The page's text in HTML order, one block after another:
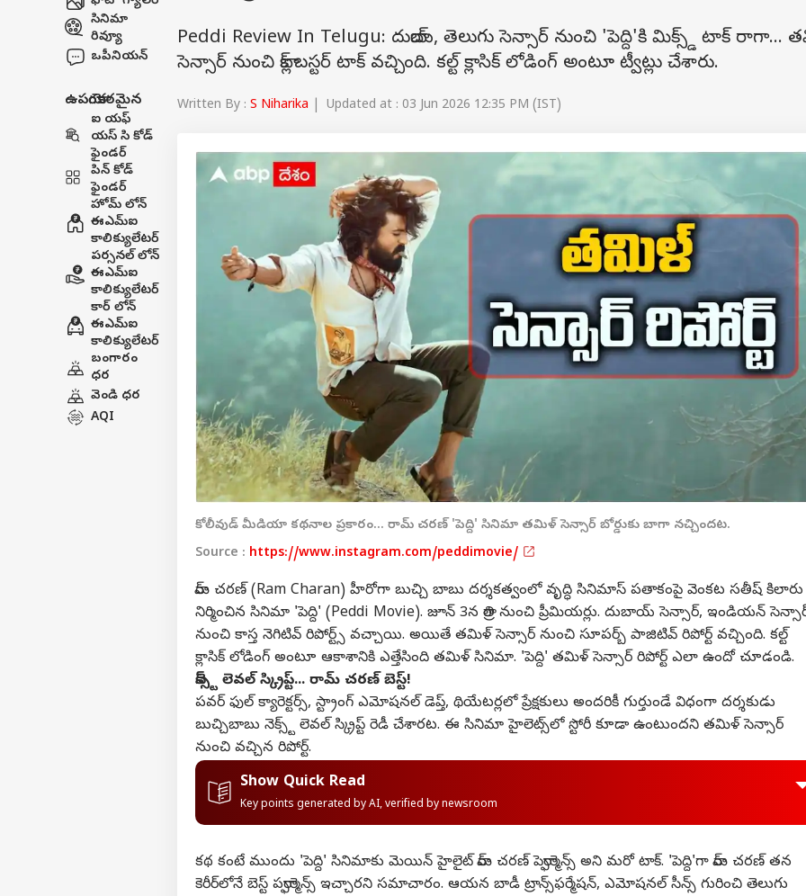
సినిమా
రివ్యూ
ఒపీనియన్
ఉపయోగకరమైన
ఐ యఫ్
యస్ సి కోడ్
ఫైండర్
పిన్ కోడ్
ఫైండర్
హోమ్ లోన్
ఈఎమ్ఐ
కాలిక్యులేటర్
పర్సనల్ లోన్
ఈఎమ్ఐ
కాలిక్యులేటర్
కార్ లోన్
ఈఎమ్ఐ
కాలిక్యులేటర్
బంగారం
ధర
వెండి ధర
AQI
Peddi Review In Telugu: దుబాయ్, తెలుగు సెన్సార్ నుంచి 'పెద్ది'కి మిక్స్డ్ టాక్ రాగా...
సెన్సార్ నుంచి బ్లాక్ బస్టర్ టాక్ వచ్చింది. కల్ట్ క్లాసిక్ లోడింగ్ అంటూ ట్వీట్లు చేశారు.
Written By : S Niharika | Updated at : 03 Jun 2026 12:35 PM (IST)
కోలీవుడ్ మీడియా కథనాల ప్రకారం... రామ్ చరణ్ 'పెద్ది' సినిమా తమిళ్ సెన్సార్ బోర్డుకు బాగా నచ్చిందట.
Source : https://www.instagram.com/peddimovie/
రామ్ చరణ్ (Ram Charan) హీరోగా బుచ్చి బాబు దర్శకత్వంలో వృద్ధి సినిమాస్ పతాకంపై వెంకట సతీష్ కిలారు
నిర్మించిన సినిమా 'పెద్ది' (Peddi Movie). జూన్ 3న రాత్రి నుంచి ప్రీమియర్లు. దుబాయ్ సెన్సార్, ఇండియన్
నుంచి కాస్త నెగిటివ్ రిపోర్ట్స్ వచ్చాయి. అయితే తమిళ్ సెన్సార్ నుంచి సూపర్బ్ పాజిటివ్ రిపోర్ట్ వచ్చింది. కల్ట్
క్లాసిక్ లోడింగ్ అంటూ ఆకాశానికి ఎత్తేసింది తమిళ్ సినిమా. 'పెద్ది' తమిళ్ సెన్సార్ రిపోర్ట్ ఎలా ఉందో చూడండి.
నెక్స్ట్ లెవల్ స్క్రిప్ట్... రామ్ చరణ్ బెస్ట్!
పవర్ ఫుల్ క్యారెక్టర్స్, స్ట్రాంగ్ ఎమోషనల్ డెప్త్, థియేటర్లలో ప్రేక్షకులు అందరికీ గుర్తుండే విధంగా దర్శకుడు
బుచ్చిబాబు నెక్స్ట్ లెవల్ స్క్రిప్ట్ రెడీ చేశారట. ఈ సినిమా హైలెట్స్‌లో స్టోరీ కూడా ఉంటుందని తమిళ్ సెన్సార్
నుంచి వచ్చిన రిపోర్ట్.
Show Quick Read
Key points generated by AI, verified by newsroom
కథ కంటే ముందు 'పెద్ది' సినిమాకు మెయిన్ హైలైట్ రామ్ చరణ్ పెర్ఫార్మెన్స్ అని మరో టాక్. 'పెద్ది'గా రామ్ చరణ్ తన
కెరీర్‌లోనే బెస్ట్ పర్ఫార్మెన్స్ ఇచ్చారని సమాచారం. ఆయన బాడీ ట్రాన్స్‌ఫర్మేషన్, ఎమోషనల్ సీన్స్ గురించి తెలుగు